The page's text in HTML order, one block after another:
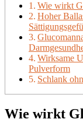
Wie wirkt
Hoher
Wirksame
Pulverform
Schlank
Wie wirkt